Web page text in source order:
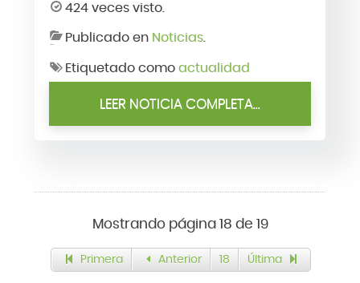
424 veces visto.
Publicado en Noticias.
Etiquetado como actualidad
LEER NOTICIA COMPLETA...
Mostrando página 18 de 19
Primera Anterior 18 Última